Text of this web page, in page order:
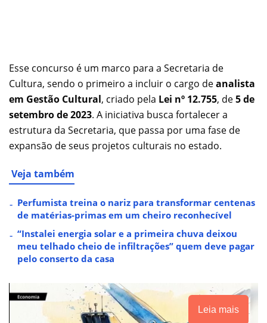
Esse concurso é um marco para a Secretaria de
Cultura, sendo o primeiro a incluir o cargo deanalista
em Gestão Cultural, criado pela Lei nº 12.755, de5 de
setembro de 2023. A iniciativa busca fortalecer a
estrutura da Secretaria, que passa por uma fase de
expansão de seus projetos culturais no estado.
Veja também
Perfumista treina o nariz para transformar centenas
de matérias-primas em um cheiro reconhecível
“Instalei energia solar e a primeira chuva deixou
meu telhado cheio de infiltrações” quem deve pagar
pelo conserto da casa
Leia mais